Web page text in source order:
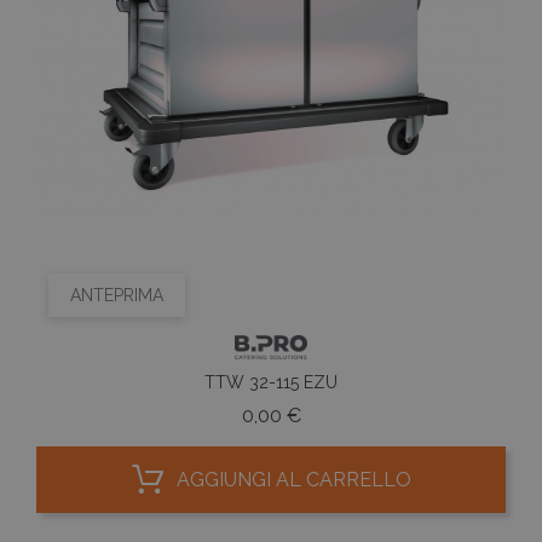
ANTEPRIMA
TTW 32-115 EZU
0,00 €Prezzo
AGGIUNGI AL CARRELLO